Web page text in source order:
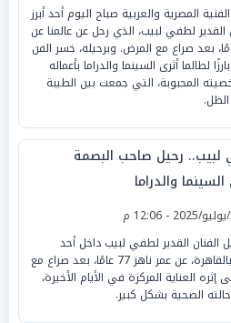
المصرية والعربية صباح اليوم أحد أبرز
القدير لطفي لبيب، الذي رحل عن عالمنا عن
ناهز 77 عامًا، بعد صراع مع المرض. وبرحيله، خسر الفن
لطالما أثرى السينما والدراما بأعماله
المحبوبة، التي جمعت بين الطيبة
لبيب.. رحيل صاحب البصمة
والدراما
الفنان القدير لطفي لبيب داخل أحد
المستشفيات بالقاهرة، عن عمر ناهز 77 عامًا، بعد صراع مع
العناية المركزة في الأيام الأخيرة،
الصحية بشكل كبير.